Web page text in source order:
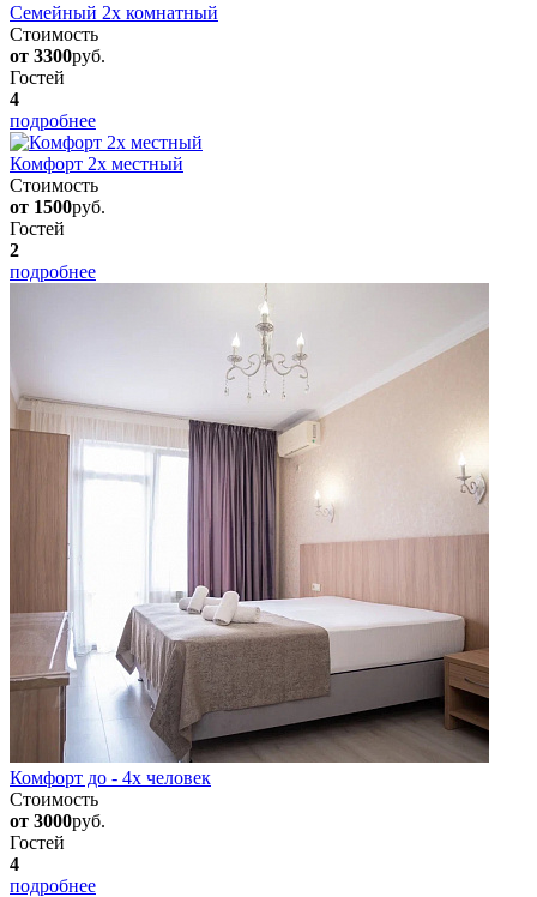
Семейный 2х комнатный
Стоимость
от 3300руб.
Гостей
4
подробнее
Комфорт 2х местный
Стоимость
от 1500руб.
Гостей
2
подробнее
Комфорт до - 4х человек
Стоимость
от 3000руб.
Гостей
4
подробнее